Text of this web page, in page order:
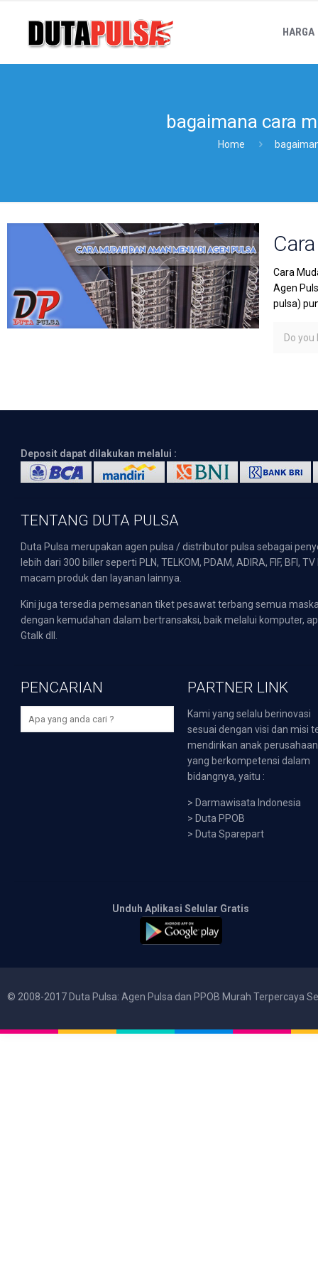
HARGA
bagaimana cara
Home
Cara
Agen
pulsa)
Do you
Deposit dapat dilakukan melalui :
TENTANG DUTA PULSA
Duta Pulsa merupakan agen pulsa / distributor pulsa sebagai
lebih dari 300 biller seperti PLN, TELKOM, PDAM, ADIRA, FIF,
macam produk dan layanan lainnya.
Kini juga tersedia pemesanan tiket pesawat terbang semua
dengan kemudahan dalam bertransaksi, baik melalui komputer,
Gtalk dll.
PENCARIAN PARTNER LINK
Kami yang selalu berinovasi
sesuai dengan visi dan misi
mendirikan anak perusahaan
yang berkompetensi dalam
bidangnya, yaitu :
> Darmawisata Indonesia
> Duta PPOB
> Duta Sparepart
Unduh Aplikasi Selular Gratis
© 2008-2017 Duta Pulsa: Agen Pulsa dan PPOB Murah Terpercaya